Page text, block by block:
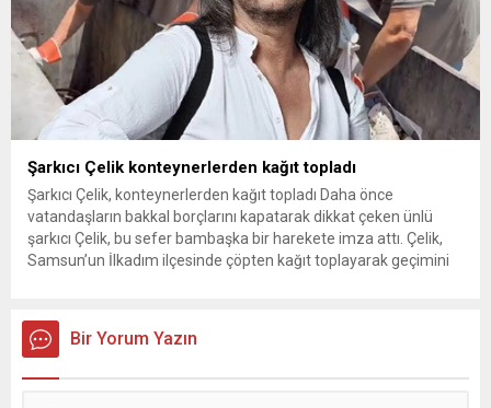
Şarkıcı Çelik konteynerlerden kağıt topladı
Şarkıcı Çelik, konteynerlerden kağıt topladı Daha önce
vatandaşların bakkal borçlarını kapatarak dikkat çeken ünlü
şarkıcı Çelik, bu sefer bambaşka bir harekete imza attı. Çelik,
Samsun’un İlkadım ilçesinde çöpten kağıt toplayarak geçimini
İlkadım ilçesinde çöpten kağıt toplayarak...
Bir Yorum Yazın